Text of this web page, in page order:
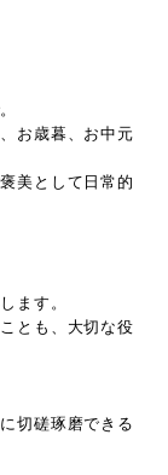
お歳暮、お中元
美として日常的
ます。
とも、大切な役
切磋琢磨できる